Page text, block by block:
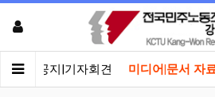
인 공지|기자회견 미디어|문서 자